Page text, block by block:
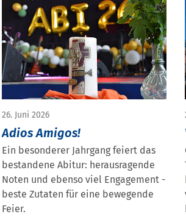
26. Juni 2026
Adios Amigos!
Ein besonderer Jahrgang feiert das
bestandene Abitur: herausragende
Noten und ebenso viel Engagement -
beste Zutaten für eine bewegende
Feier.